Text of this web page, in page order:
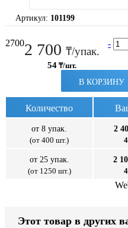
Артикул: 101199
27002 700 ₸/упак.
54 ₸/шт.
-
В КОРЗИНУ
Количество
от 8 упак.
(от 400 шт.)
2
от 25 упак.
(от 1250 шт.)
2
Этот товар в других